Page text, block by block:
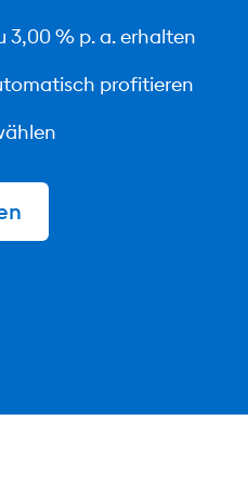
3,00 % p. a. erhalten
profitieren